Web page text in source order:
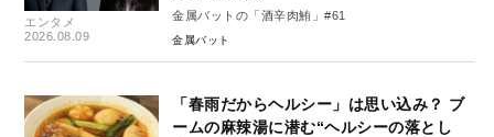
エンタメ
2026.08.09
金属バットの「酒辛肉鮪」#61
金属バット
「春雨だからヘルシー」は思い込み？ ブ
ームの麻辣湯に潜む“ヘルシーの落とし